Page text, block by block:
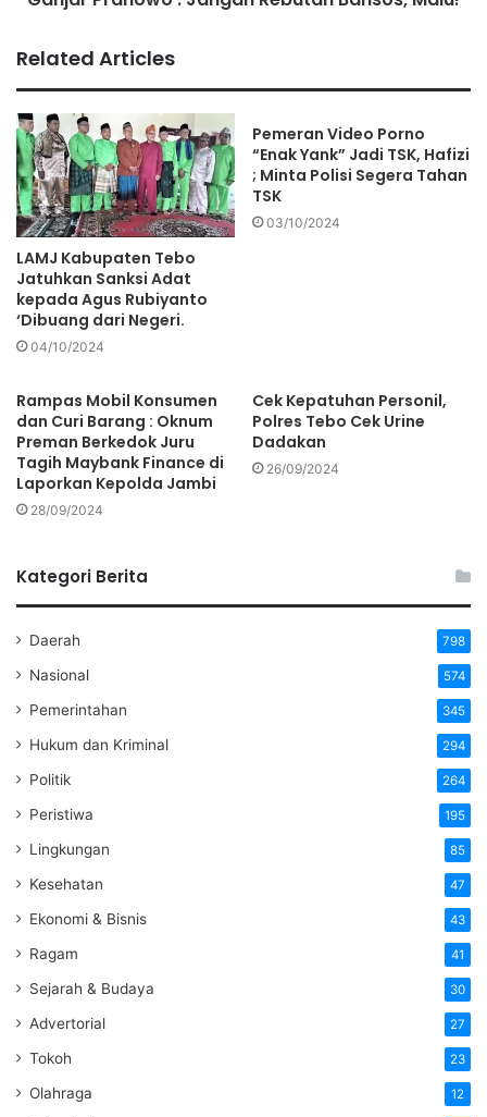
Related Articles
LAMJ Kabupaten Tebo
Jatuhkan Sanksi Adat
kepada Agus Rubiyanto
‘Dibuang dari Negeri.
04/10/2024
Pemeran Video Porno
“Enak Yank” Jadi TSK, Hafizi
; Minta Polisi Segera Tahan
TSK
03/10/2024
Rampas Mobil Konsumen
dan Curi Barang : Oknum
Preman Berkedok Juru
Tagih Maybank Finance di
Laporkan Kepolda Jambi
28/09/2024
Cek Kepatuhan Personil,
Polres Tebo Cek Urine
Dadakan
26/09/2024
Kategori Berita
Daerah 798
Nasional 574
Pemerintahan 345
Hukum dan Kriminal 294
Politik 264
Peristiwa 195
Lingkungan 85
Kesehatan 47
Ekonomi & Bisnis 43
Ragam 41
Sejarah & Budaya 30
Advertorial 27
Tokoh 23
Olahraga 12